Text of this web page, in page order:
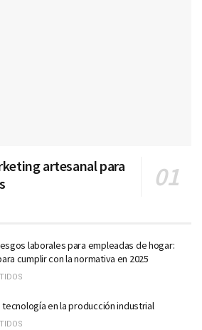
artesanal para
laborales para empleadas de hogar:
cumplir con la normativa en 2025
tecnología en la producción industrial